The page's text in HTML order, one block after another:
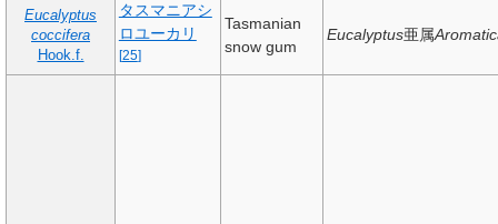
Eucalyptus
coccifera
Hook.f.
タスマニアシ
ロユーカリ
[25]
Tasmanian
snow gum
Eucalyptus亜属